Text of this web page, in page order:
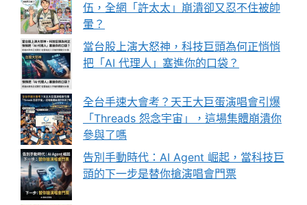
伍，全網「許太太」崩潰卻又忍不住被帥
暈？
當台股上演大怒神，科技巨頭為何正悄悄
把「AI 代理人」塞進你的口袋？
全台手速大會考？天王大巨蛋演唱會引爆
「Threads 怨念宇宙」，這場集體崩潰你
參與了嗎
告別手動時代：AI Agent 崛起，當科技巨
頭的下一步是替你搶演唱會門票